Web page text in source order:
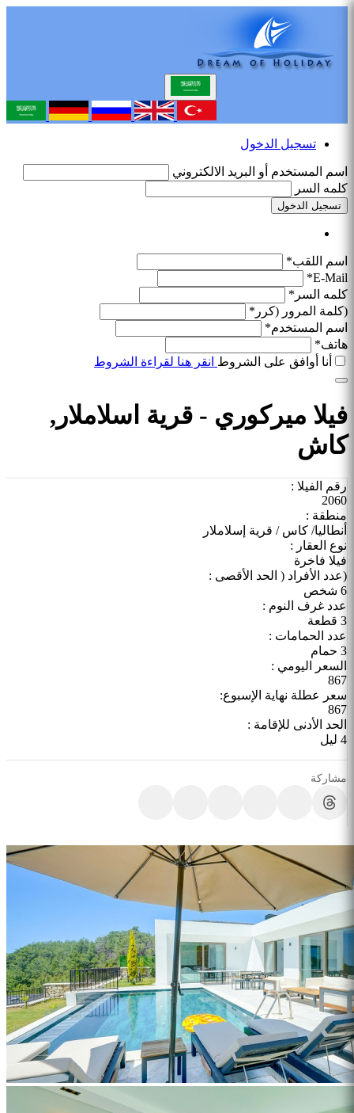
تسجيل الدخول
اسم المستخدم أو البريد الالكتروني
كلمه السر
تسجيل الدخول
اسم اللقب*
E-Mail*
كلمه السر*
(كلمة المرور (كرر*
اسم المستخدم*
هاتف*
أنا أوافق على الشروط انقر هنا لقراءة الشروط
فيلا ميركوري - قرية اسلاملار,
كاش
رقم الفيلا :
2060
منطقة :
أنطاليا/ كاس / قرية إسلاملار
نوع العقار :
فيلا فاخرة
(عدد الأفراد ( الحد الأقصى :
6 شخص
عدد غرف النوم :
3 قطعة
عدد الحمامات :
3 حمام
السعر اليومي :
867
سعر عطلة نهاية الإسبوع:
867
الحد الأدنى للإقامة :
4 ليل
مشاركة